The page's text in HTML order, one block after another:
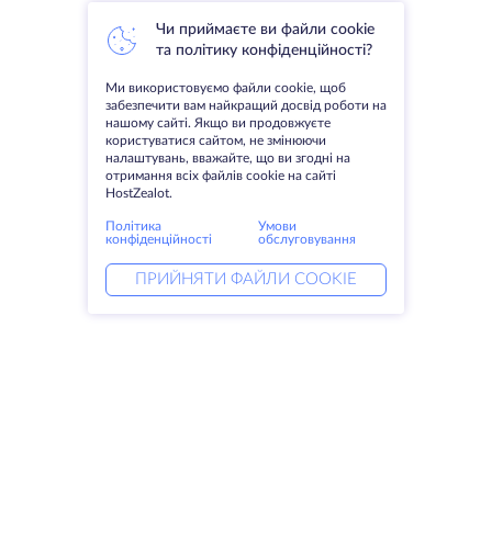
Чи приймаєте ви файли cookie
та політику конфіденційності?
Ми використовуємо файли cookie, щоб
забезпечити вам найкращий досвід роботи на
нашому сайті. Якщо ви продовжуєте
користуватися сайтом, не змінюючи
налаштувань, вважайте, що ви згодні на
отримання всіх файлів cookie на сайті
HostZealot.
Політика
конфіденційності
Умови
обслуговування
ПРИЙНЯТИ ФАЙЛИ COOKIE